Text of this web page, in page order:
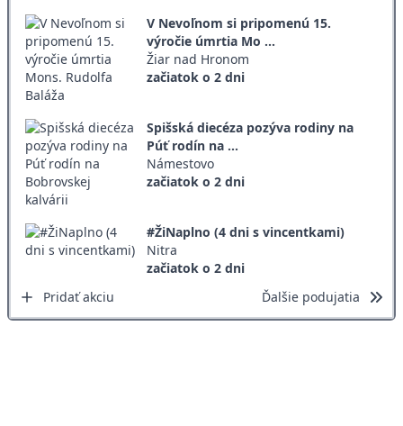
V Nevoľnom si pripomenú 15.
výročie úmrtia Mo ...
Žiar nad Hronom
začiatok o 2 dni
Spišská diecéza pozýva rodiny na
Púť rodín na ...
Námestovo
začiatok o 2 dni
#ŽiNaplno (4 dni s vincentkami)
Nitra
začiatok o 2 dni
Pridať akciu
Ďalšie podujatia